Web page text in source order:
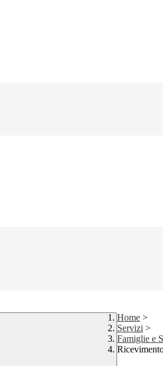
Home >
Servizi >
Famiglie e